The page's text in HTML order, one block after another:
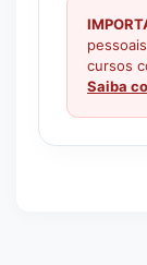
cursos
Saiba